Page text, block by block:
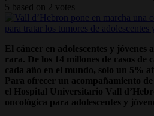
5 based on 2 votes
El cáncer en adolescentes y jóvenes
rara. De los 14 millones de casos de
cada año en el mundo, solo un 5%
Para ofrecer un acompañamiento de
el Hospital Universitario Vall
oncológica para adolescentes y